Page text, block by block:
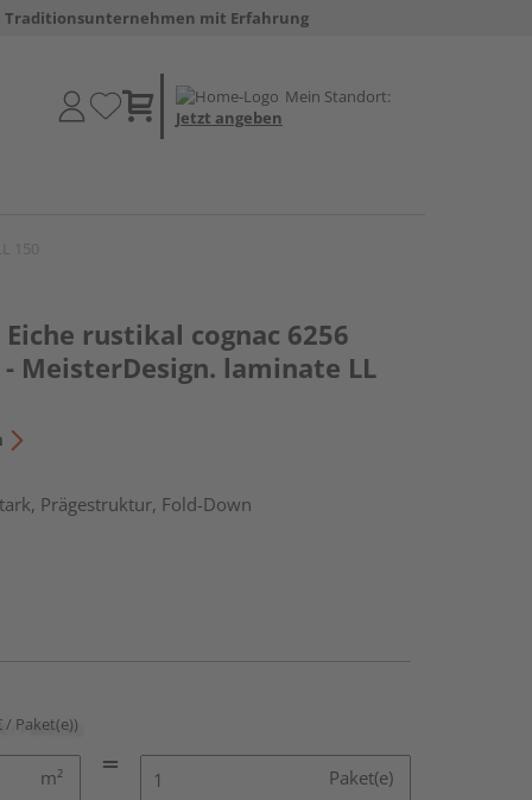
Traditionsunternehmen mit Erfahrung
Mein Standort:
Jetzt angeben
rustikal cognac 6256
MeisterDesign. laminate LL
Prägestruktur, Fold-Down
/ Paket(e))
m² Paket(e)